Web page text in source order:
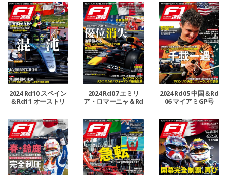
2024 Rd10 スペイン
＆Rd11 オーストリ
P号
2024 Rd07 エミリ
ア・ロマーニャ＆Rd
ナダGP号
2024 Rd05 中国＆Rd
06 マイアミGP号